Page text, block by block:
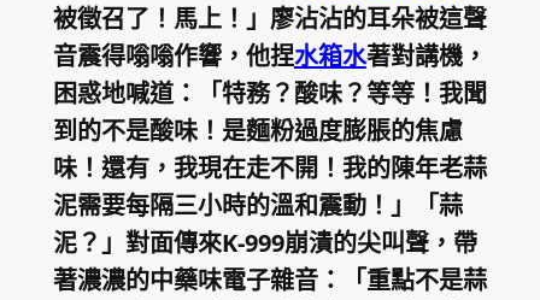
被徵召了！馬上！」廖沾沾的耳朵被這聲
音震得嗡嗡作響，他捏水箱水著對講機，
困惑地喊道：「特務？酸味？等等！我聞
到的不是酸味！是麵粉過度膨脹的焦慮
味！還有，我現在走不開！我的陳年老蒜
泥需要每隔三小時的溫和震動！」「蒜
泥？」對面傳來K-999崩潰的尖叫聲，帶
著濃濃的中藥味電子雜音：「重點不是蒜